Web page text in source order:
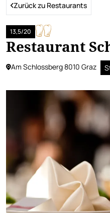
Zurück zu Restaurants
Restaurant
13,5/20
Am Schlossberg 8010 Graz